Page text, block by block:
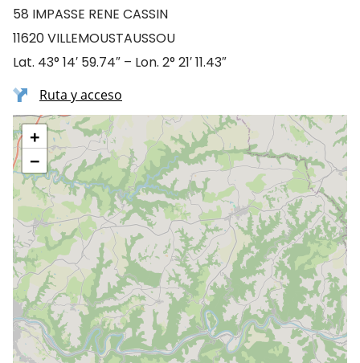
58 IMPASSE RENE CASSIN
11620 VILLEMOUSTAUSSOU
Lat. 43° 14′ 59.74″ – Lon. 2° 21′ 11.43″
Ruta y acceso
+
−